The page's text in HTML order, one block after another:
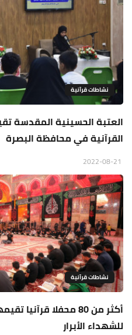
نشاطات قرآنية
العتبة الحسينية المقدسة
القرآنية في محافظة البصرة
نشاطات قرآنية
أكثر من 80 محفلا
للشهداء الأبرار